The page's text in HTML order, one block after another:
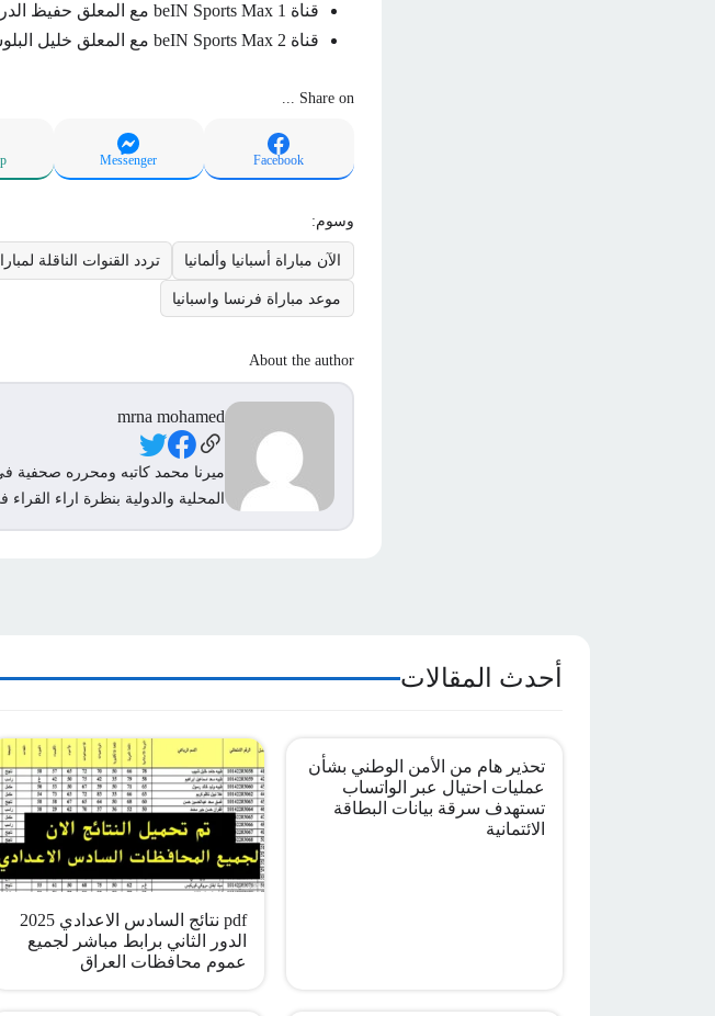
قناة beIN Sports Max 1 مع المعلق حفيظ الدراجي.
قناة beIN Sports Max 2 مع المعلق خليل البلوشي.
Share on ...
Facebook
Messenger
وسوم:
الآن مباراة أسبانيا وألمانيا تردد القنوات الناقلة
موعد مباراة فرنسا واسبانيا
About the author
mrna mohamed
Social Links
ميرنا محمد كاتبه ومحرره صحفية فى
المحلية والدولية بنظرة اراء القراء
أحدث المقالات
تحذير هام من الأمن الوطني بشأن
عمليات احتيال عبر الواتساب
تستهدف سرقة بيانات البطاقة
الائتمانية
pdf نتائج السادس الاعدادي 2025
الدور الثاني برابط مباشر لجميع
عموم محافظات العراق